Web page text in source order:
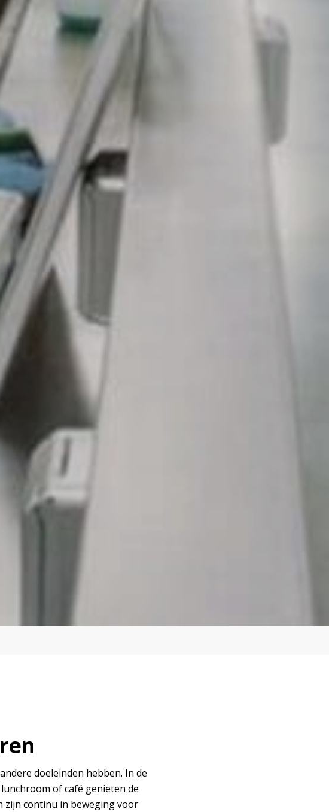
doeleinden hebben. In de
of café genieten de
zijn continu in beweging voor